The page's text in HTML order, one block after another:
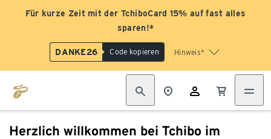
Für kurze Zeit mit der TchiboCard 15% auf fast alles
sparen!*
DANKE26 Code kopieren Hinweis*
Herzlich willkommen bei Tchibo im